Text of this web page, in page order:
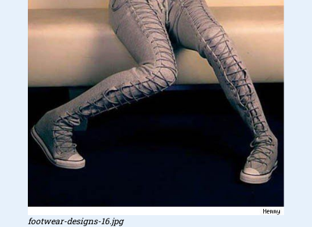
footwear-designs-16.jpg